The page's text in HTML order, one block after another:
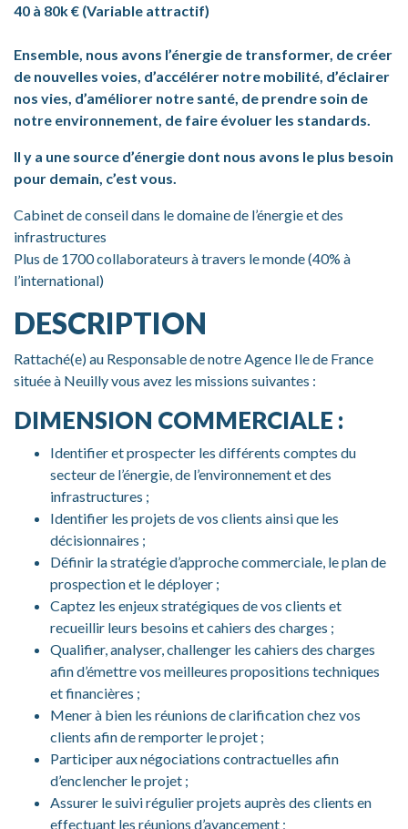
40 à 80k € (Variable attractif)
Ensemble, nous avons l’énergie de transformer, de créer
de nouvelles voies, d’accélérer notre mobilité, d’éclairer
nos vies, d’améliorer notre santé, de prendre soin de
notre environnement, de faire évoluer les standards.
Il y a une source d’énergie dont nous avons le plus besoin
pour demain, c’est vous.
Cabinet de conseil dans le domaine de l’énergie et des
infrastructures
Plus de 1700 collaborateurs à travers le monde (40% à
l’international)
DESCRIPTION
Rattaché(e) au Responsable de notre Agence Ile de France
située à Neuilly vous avez les missions suivantes :
DIMENSION COMMERCIALE :
Identifier et prospecter les différents comptes du
secteur de l’énergie, de l’environnement et des
infrastructures ;
Identifier les projets de vos clients ainsi que les
décisionnaires ;
Définir la stratégie d’approche commerciale, le plan de
prospection et le déployer ;
Captez les enjeux stratégiques de vos clients et
recueillir leurs besoins et cahiers des charges ;
Qualifier, analyser, challenger les cahiers des charges
afin d’émettre vos meilleures propositions techniques
et financières ;
Mener à bien les réunions de clarification chez vos
clients afin de remporter le projet ;
Participer aux négociations contractuelles afin
d’enclencher le projet ;
Assurer le suivi régulier projets auprès des clients en
effectuant les réunions d’avancement ;